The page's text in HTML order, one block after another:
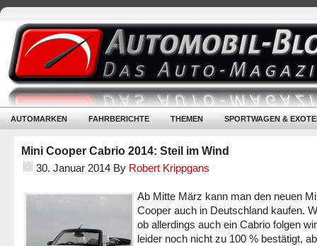
AUTOMARKEN FAHRBERICHTE THEMEN SPORTWAGEN &
Mini Cooper Cabrio 2014: Steil im Wind
30. Januar 2014 By Robert Krippgans
Ab Mitte März kann man den neuen
Cooper auch in Deutschland kaufen.
ob allerdings auch ein Cabrio folgen
leider noch nicht zu 100 % bestätigt,